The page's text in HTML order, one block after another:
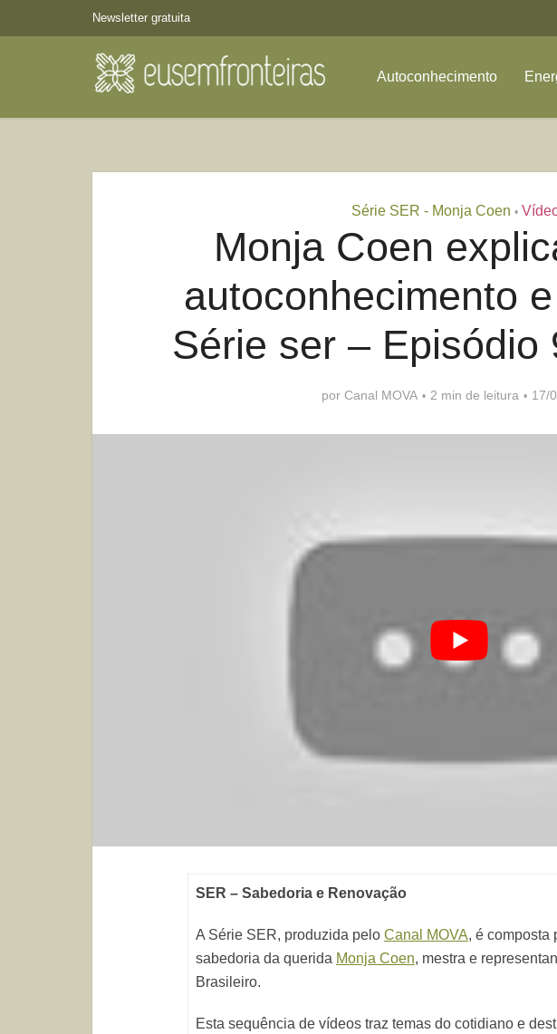
Newsletter gratuita
Autoconhecimento
Série SER - Monja Coen •
Monja Coen
autoconhecimento
Série ser – Episódio
por Canal MOVA 2 min de leitura 17/
SER – Sabedoria e Renovação
A Série SER, produzida pelo Canal MOVA, é composta
sabedoria da querida Monja Coen, mestra e
Brasileiro.
Esta sequência de vídeos traz temas do cotidiano e